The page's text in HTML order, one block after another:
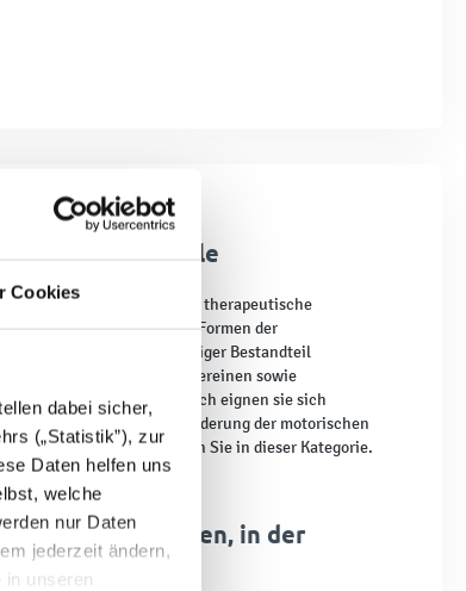
Cookies
dabei sicher,
(„Statistik”), zur
Daten helfen uns
welche
nur Daten
jederzeit ändern,
unseren
– „Bohnen“-Bälle
Form können sowohl als therapeutische
in verschiedenen Formen der
werden. Sie sind ein wichtiger Bestandteil
, Horten, Sportvereinen sowie
Auch im häuslichen Bereich eignen sie sich
und Spielaktivitäten zur Förderung der motorischen
an Bohnenbällen finden Sie in dieser Kategorie.
Einsatz von
im Kindergarten, in der